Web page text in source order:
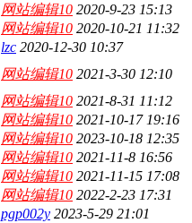
网站编辑10 2020-9-23 15:13
网站编辑10 2020-10-21 11:32
lzc 2020-12-30 10:37
网站编辑10 2021-3-30 12:10
网站编辑10 2021-8-31 11:12
网站编辑10 2021-10-17 19:16
网站编辑10 2023-10-18 12:35
网站编辑10 2021-11-8 16:56
网站编辑10 2021-11-15 17:08
网站编辑10 2022-2-23 17:31
pgp002y 2023-5-29 21:01